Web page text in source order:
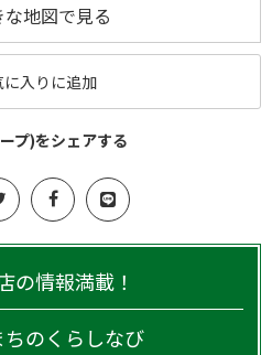
な地図で見る
に入りに追加
プ)をシェアする
の情報満載！
のくらしなび